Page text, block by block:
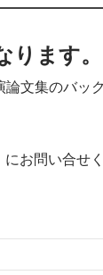
ます。
論文集のバッ
にお問い合せ